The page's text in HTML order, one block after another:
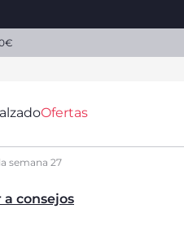
Ofertas
semana 27
a consejos